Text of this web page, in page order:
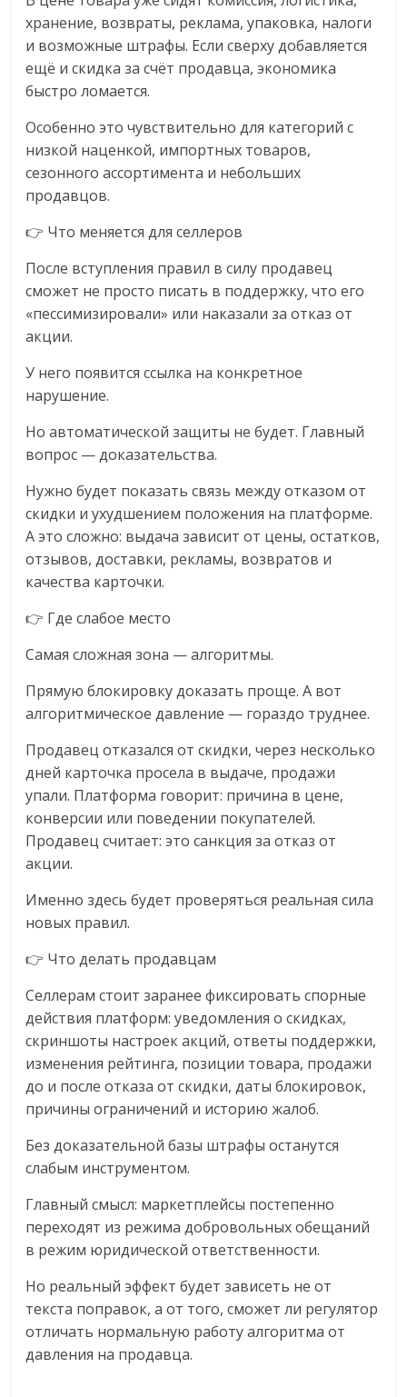
хранение, возвраты, реклама, упаковка, налоги
и возможные штрафы. Если сверху добавляется
ещё и скидка за счёт продавца, экономика
быстро ломается.
Особенно это чувствительно для категорий с
низкой наценкой, импортных товаров,
сезонного ассортимента и небольших
продавцов.
👉 Что меняется для селлеров
После вступления правил в силу продавец
сможет не просто писать в поддержку, что его
«пессимизировали» или наказали за отказ от
акции.
У него появится ссылка на конкретное
нарушение.
Но автоматической защиты не будет. Главный
вопрос — доказательства.
Нужно будет показать связь между отказом от
скидки и ухудшением положения на платформе.
А это сложно: выдача зависит от цены, остатков,
отзывов, доставки, рекламы, возвратов и
качества карточки.
👉 Где слабое место
Самая сложная зона — алгоритмы.
Прямую блокировку доказать проще. А вот
алгоритмическое давление — гораздо труднее.
Продавец отказался от скидки, через несколько
дней карточка просела в выдаче, продажи
упали. Платформа говорит: причина в цене,
конверсии или поведении покупателей.
Продавец считает: это санкция за отказ от
акции.
Именно здесь будет проверяться реальная сила
новых правил.
👉 Что делать продавцам
Селлерам стоит заранее фиксировать спорные
действия платформ: уведомления о скидках,
скриншоты настроек акций, ответы поддержки,
изменения рейтинга, позиции товара, продажи
до и после отказа от скидки, даты блокировок,
причины ограничений и историю жалоб.
Без доказательной базы штрафы останутся
слабым инструментом.
Главный смысл: маркетплейсы постепенно
переходят из режима добровольных обещаний
в режим юридической ответственности.
Но реальный эффект будет зависеть не от
текста поправок, а от того, сможет ли регулятор
отличать нормальную работу алгоритма от
давления на продавца.